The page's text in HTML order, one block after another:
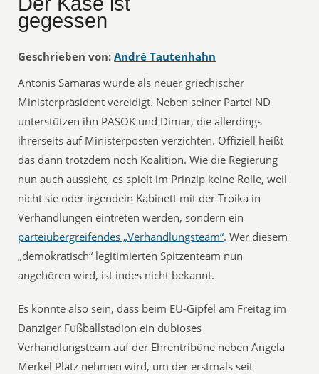
gegessen
Geschrieben von: André Tautenhahn
Antonis Samaras wurde als neuer griechischer
Ministerpräsident vereidigt. Neben seiner Partei ND
unterstützen ihn PASOK und Dimar, die allerdings
ihrerseits auf Ministerposten verzichten. Offiziell heißt
das dann trotzdem noch Koalition. Wie die Regierung
nun auch aussieht, es spielt im Prinzip keine Rolle, weil
nicht sie oder irgendein Kabinett mit der Troika in
Verhandlungen eintreten werden, sondern ein
parteiübergreifendes „Verhandlungsteam“. Wer diesem
„demokratisch“ legitimierten Spitzenteam nun
angehören wird, ist indes nicht bekannt.
Es könnte also sein, dass beim EU-Gipfel am Freitag im
Danziger Fußballstadion ein dubioses
Verhandlungsteam auf der Ehrentribüne neben Angela
Merkel Platz nehmen wird, um der erstmals seit